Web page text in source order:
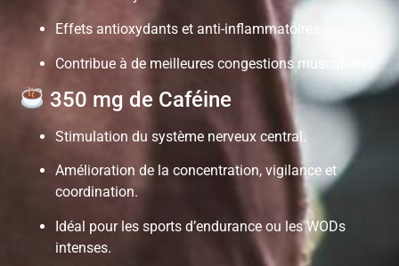
Effets antioxydants et anti-inflammatoires.
Contribue à de meilleures congestions musculaires.
350 mg de Caféine
Stimulation du système nerveux central.
Amélioration de la concentration, vigilance et
coordination.
Idéal pour les sports d’endurance ou les WODs
intenses.